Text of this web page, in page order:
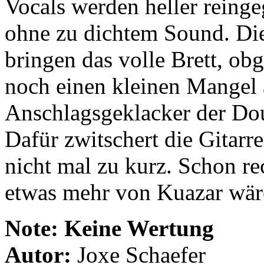
Vocals werden heller
ohne zu dichtem Sound.
bringen das volle Brett,
noch einen kleinen Mangel
Anschlagsgeklacker der
Dafür zwitschert die
nicht mal zu kurz. Schon
etwas mehr von Kuazar
Note: Keine Wertung
Autor: Joxe Schaefer